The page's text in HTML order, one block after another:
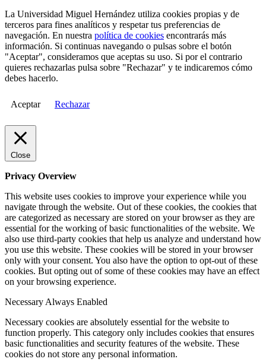
La Universidad Miguel Hernández utiliza cookies propias y de
terceros para fines analíticos y respetar tus preferencias de
navegación. En nuestra política de cookies encontrarás más
información. Si continuas navegando o pulsas sobre el botón
"Aceptar", consideramos que aceptas su uso. Si por el contrario
quieres rechazarlas pulsa sobre "Rechazar" y te indicaremos cómo
debes hacerlo.
Aceptar Rechazar
Close
Privacy Overview
This website uses cookies to improve your experience while you
navigate through the website. Out of these cookies, the cookies that
are categorized as necessary are stored on your browser as they are
essential for the working of basic functionalities of the website. We
also use third-party cookies that help us analyze and understand how
you use this website. These cookies will be stored in your browser
only with your consent. You also have the option to opt-out of these
cookies. But opting out of some of these cookies may have an effect
on your browsing experience.
NecessaryAlways Enabled
Necessary cookies are absolutely essential for the website to
function properly. This category only includes cookies that ensures
basic functionalities and security features of the website. These
cookies do not store any personal information.